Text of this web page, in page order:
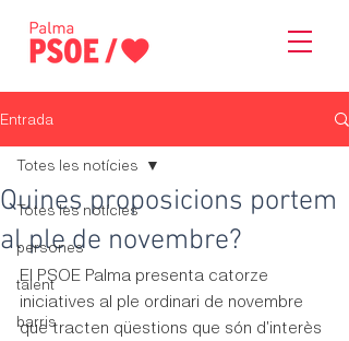
Entrada
Totes les notícies
persones
talent
barris
Totes les notícies
Quines proposicions portem
al ple de novembre?
El PSOE Palma presenta catorze
iniciatives al ple ordinari de novembre
que tracten qüestions que són d'interès